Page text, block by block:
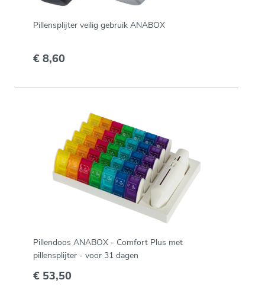
Pillensplijter veilig gebruik ANABOX
€ 8,60
Pillendoos ANABOX - Comfort Plus met
pillensplijter - voor 31 dagen
€ 53,50